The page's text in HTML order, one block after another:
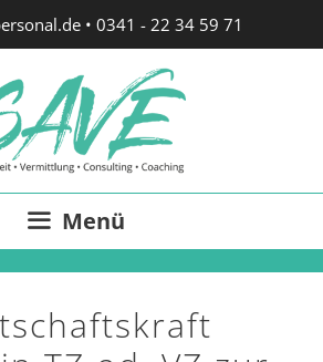
• 0341 - 22 34 59 71
Menü